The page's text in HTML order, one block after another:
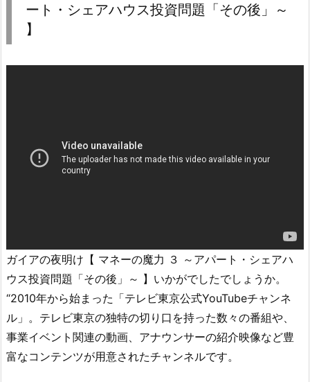
ート・シェアハウス投資問題「その後」～
】
ガイアの夜明け【 マネーの魔力 ３ ～アパート・シェアハ
ウス投資問題「その後」～ 】いかがでしたでしょうか。
“2010年から始まった「テレビ東京公式YouTubeチャンネ
ル」。テレビ東京の独特の切り口を持った数々の番組や、
事業イベント関連の動画、アナウンサーの紹介映像など豊
富なコンテンツが用意されたチャンネルです。